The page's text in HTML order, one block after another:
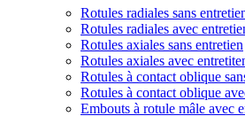
Rotules radiales sans
Rotules radiales avec
Rotules axiales sans entretien
Rotules axiales avec
Rotules à contact oblique
Rotules à contact oblique
Embouts à rotule mâle avec